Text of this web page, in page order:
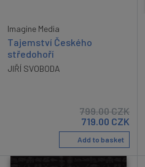
Imagine Media
Tajemství Českého
středohoří
JIŘÍ SVOBODA
799.00CZK
719.00 CZK
Add to basket